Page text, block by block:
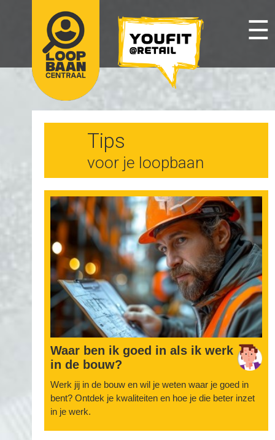
☰
Tips
voor je loopbaan
Waar ben ik goed in als ik werk
in de bouw?
Werk jij in de bouw en wil je weten waar je goed in
bent? Ontdek je kwaliteiten en hoe je die beter inzet
in je werk.